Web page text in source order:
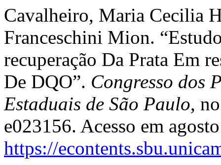
Cavalheiro, Maria Cecilia
Franceschini Mion.
recuperação Da Prata Em
De DQO”. Congresso dos
Estaduais de São Paulo,
e023156. Acesso em
https://